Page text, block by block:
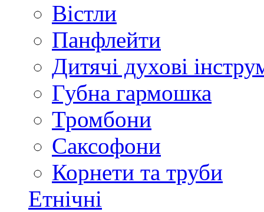
Вістли
Панфлейти
Дитячі духові
Губна гармошка
Тромбони
Саксофони
Корнети та труби
Етнічні